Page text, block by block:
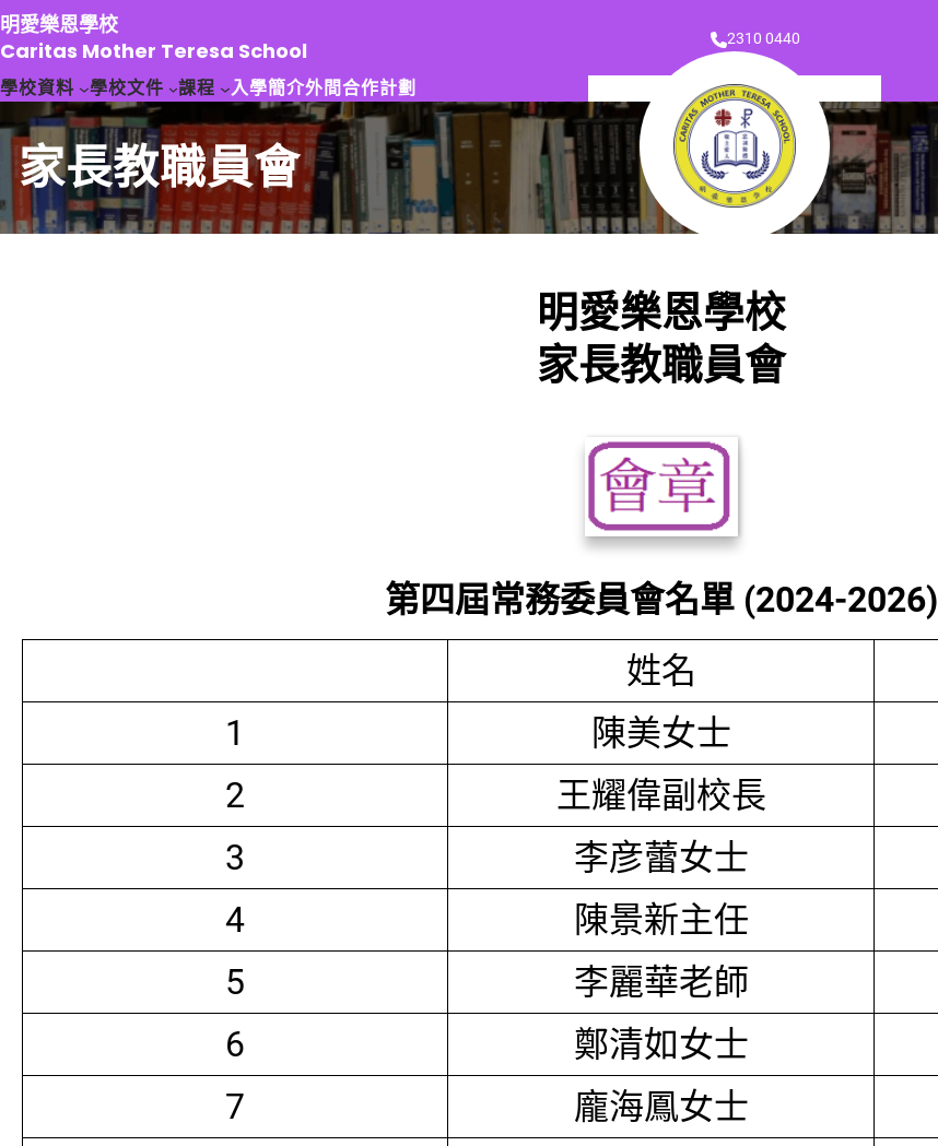
跳
至
主
要
容
明愛樂恩學校
Caritas Mother Teresa School
2310 0440
學校資料 學校文件 課程 入學簡介外間合作計劃
家長教職員會
明愛樂恩學校
家長教職員會
第四屆常務委員會名單 (2024-2026)
姓名
1
陳美女士
2
王耀偉副校長
3
李彦蕾女士
4
陳景新主任
5
李麗華老師
6
鄭清如女士
7
龐海鳳女士